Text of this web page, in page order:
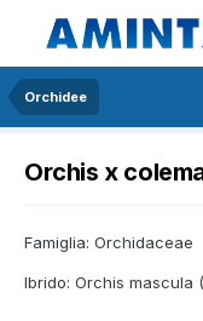
Orchidee
Orchis x
Famiglia: Orchidaceae
Ibrido: Orchis mascula